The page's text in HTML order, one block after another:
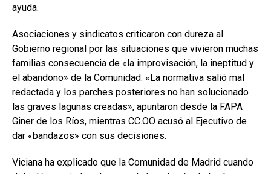
ayuda.
Asociaciones y sindicatos criticaron con dureza al
Gobierno regional por las situaciones que vivieron muchas
familias consecuencia de «la improvisación, la ineptitud y
el abandono» de la Comunidad. «La normativa salió mal
redactada y los parches posteriores no han solucionado
las graves lagunas creadas», apuntaron desde la FAPA
Giner de los Ríos, mientras CC.OO acusó al Ejecutivo de
dar «bandazos» con sus decisiones.
Viciana ha explicado que la Comunidad de Madrid cuando